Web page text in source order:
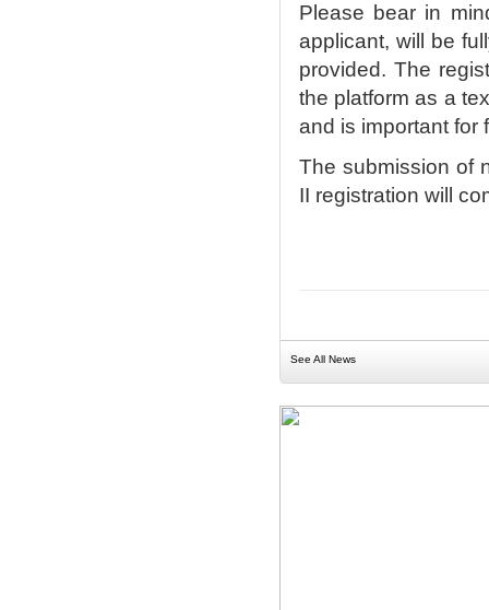
Please bear in
applicant, will be
provided. The
the platform as a
and is important for
The submission of
II registration will
See All News